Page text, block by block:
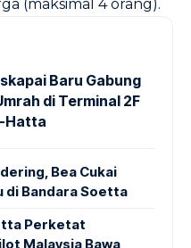
(maksimal 4 orang).
Baru Gabung
di Terminal 2F
Hatta
Bea Cukai
di Bandara Soetta
Perketat
Malaysia Bawa